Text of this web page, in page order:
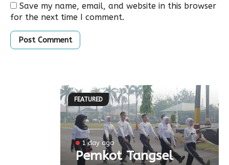
Save my name, email, and website in this browser
for the next time I comment.
FEATURED
1 day ago
Pemkot Tangsel